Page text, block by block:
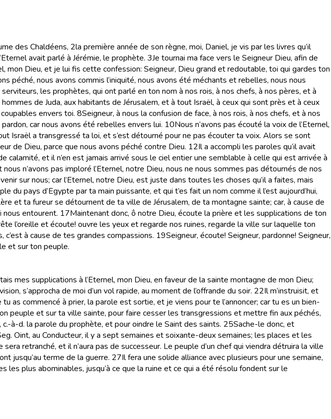
des Chaldéens, 2la première année de son règne, moi, Daniel, je vis par les livres qu’il
avait parlé à Jérémie, le prophète. 3Je tournai ma face vers le Seigneur Dieu, afin de
mon Dieu, et je lui fis cette confession: Seigneur, Dieu grand et redoutable, toi qui gardes ton
péché, nous avons commis l’iniquité, nous avons été méchants et rebelles, nous nous
les prophètes, qui ont parlé en ton nom à nos rois, à nos chefs, à nos pères, et à
de Juda, aux habitants de Jérusalem, et à tout Israël, à ceux qui sont près et à ceux
envers toi. 8Seigneur, à nous la confusion de face, à nos rois, à nos chefs, et à nos
car nous avons été rebelles envers lui. 10Nous n’avons pas écouté la voix de l’Eternel,
Israël a transgressé ta loi, et s’est détourné pour ne pas écouter ta voix. Alors se sont
de Dieu, parce que nous avons péché contre Dieu. 12Il a accompli les paroles qu’il avait
et il n’en est jamais arrivé sous le ciel entier une semblable à celle qui est arrivée à
n’avons pas imploré l’Eternel, notre Dieu, nous ne nous sommes pas détournés de nos
sur nous; car l’Eternel, notre Dieu, est juste dans toutes les choses qu’il a faites, mais
pays d’Egypte par ta main puissante, et qui t’es fait un nom comme il l’est aujourd’hui,
et ta fureur se détournent de ta ville de Jérusalem, de ta montagne sainte; car, à cause de
entourent. 17Maintenant donc, ô notre Dieu, écoute la prière et les supplications de ton
l’oreille et écoute! ouvre les yeux et regarde nos ruines, regarde la ville sur laquelle ton
à cause de tes grandes compassions. 19Seigneur, écoute! Seigneur, pardonne! Seigneur,
et sur ton peuple.
mes supplications à l’Eternel, mon Dieu, en faveur de la sainte montagne de mon Dieu;
s’approcha de moi d’un vol rapide, au moment de l’offrande du soir. 22Il m’instruisit, et
tu as commencé à prier, la parole est sortie, et je viens pour te l’annoncer; car tu es un bien-
peuple et sur ta ville sainte, pour faire cesser les transgressions et mettre fin aux péchés,
c.-à-d. la parole du prophète, et pour oindre le Saint des saints. 25Sache-le donc, et
Oint, au Conducteur, il y a sept semaines et soixante-deux semaines; les places et les
retranché, et il n’aura pas de successeur. Le peuple d’un chef qui viendra détruira la ville
jusqu’au terme de la guerre. 27Il fera une solide alliance avec plusieurs pour une semaine,
plus abominables, jusqu’à ce que la ruine et ce qui a été résolu fondent sur le